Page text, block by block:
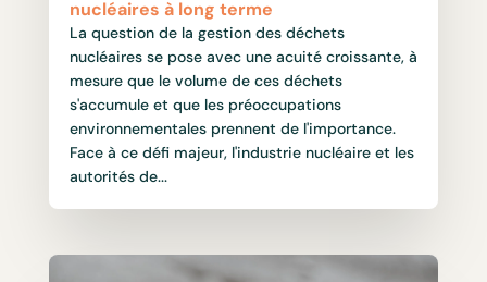
nucléaires à long terme
La question de la gestion des déchets
nucléaires se pose avec une acuité croissante, à
mesure que le volume de ces déchets
s'accumule et que les préoccupations
environnementales prennent de l'importance.
Face à ce défi majeur, l'industrie nucléaire et les
autorités de...